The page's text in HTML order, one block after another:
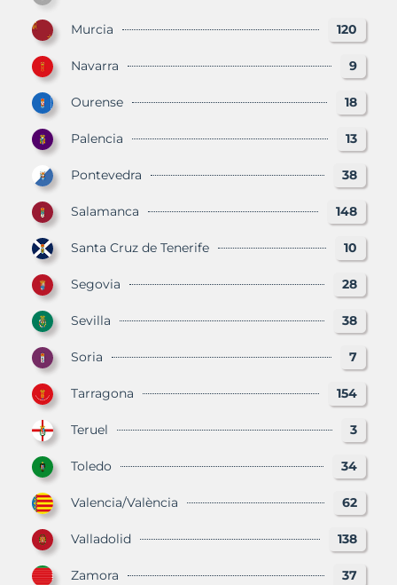
Murcia 120
Navarra 9
Ourense 18
Palencia 13
Pontevedra 38
Salamanca 148
Santa Cruz de Tenerife 10
Segovia 28
Sevilla 38
Soria 7
Tarragona 154
Teruel 3
Toledo 34
Valencia/València 62
Valladolid 138
Zamora 37